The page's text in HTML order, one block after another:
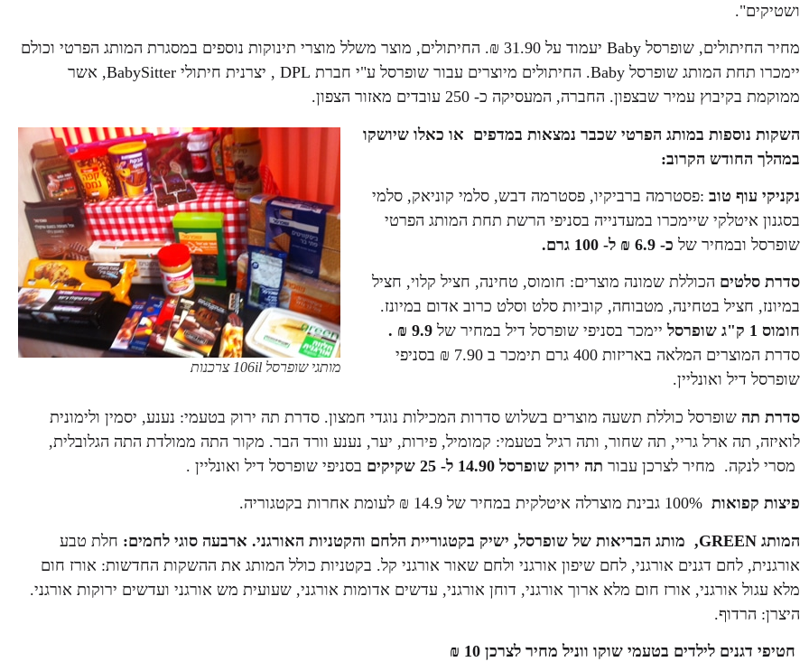
ושטיקים".
מחיר החיתולים, שופרסל Baby יעמוד על 31.90 ₪. החיתולים, מוצר משלל מוצרי תינוקות נוספים במסגרת המותג הפרטי וכולם
יימכרו תחת המותג שופרסל Baby. החיתולים מיוצרים עבור שופרסל ע"י חברת DPL , יצרנית חיתולי BabySitter, אשר
ממוקמת בקיבוץ עמיר שבצפון. החברה, המעסיקה כ- 250 עובדים מאזור הצפון.
מותגי שופרסל 106il צרכנות
השקות נוספות במותג הפרטי שכבר נמצאות במדפים או כאלו שיושקו
במהלך החודש הקרוב:
נקניקי עוף טוב :פסטרמה ברביקיו, פסטרמה דבש, סלמי קוניאק, סלמי
בסגנון איטלקי שיימכרו במעדנייה בסניפי הרשת תחת המותג הפרטי
שופרסל ובמחיר של כ- 6.9 ₪ ל- 100 גרם.
סדרת סלטים הכוללת שמונה מוצרים: חומוס, טחינה, חציל קלוי, חציל
במיונז, חציל בטחינה, מטבוחה, קוביות סלט וסלט כרוב אדום במיונז.
חומוס 1 ק"ג שופרסל
יימכר בסניפי שופרסל דיל במחיר של 9.9 ₪ .
סדרת המוצרים המלאה באריזות 400 גרם תימכר ב 7.90 ₪ בסניפי
שופרסל דיל ואונליין.
סדרת תה שופרסל כוללת תשעה מוצרים בשלוש סדרות המכילות נוגדי חמצון. סדרת תה ירוק בטעמי: נענע, יסמין ולימונית
לואיזה, תה ארל גריי, תה שחור, ותה רגיל בטעמי: קמומיל, פירות, יער, נענע וורד הבר. מקור התה ממולדת התה הגלובלית,
מסרי לנקה. מחיר לצרכן עבור תה ירוק שופרסל 14.90 ל- 25 שקיקים בסניפי שופרסל דיל ואונליין .
פיצות קפואות
המותג GREEN, מותג הבריאות של שופרסל, ישיק בקטגוריית הלחם והקטניות האורגני. ארבעה סוגי לחמים:
חלת טבע
אורגנית, לחם דגנים אורגני, לחם שיפון אורגני ולחם שאור אורגני קל. בקטניות כולל המותג את ההשקות החדשות: אורז חום
מלא עגול אורגני, אורז חום מלא ארוך אורגני, דוחן אורגני, עדשים אדומות אורגני, שעועית מש אורגני ועדשים ירוקות אורגני.
היצרן: הרדוף.
חטיפי דגנים לילדים בטעמי שוקו ווניל מחיר לצרכן 10 ₪